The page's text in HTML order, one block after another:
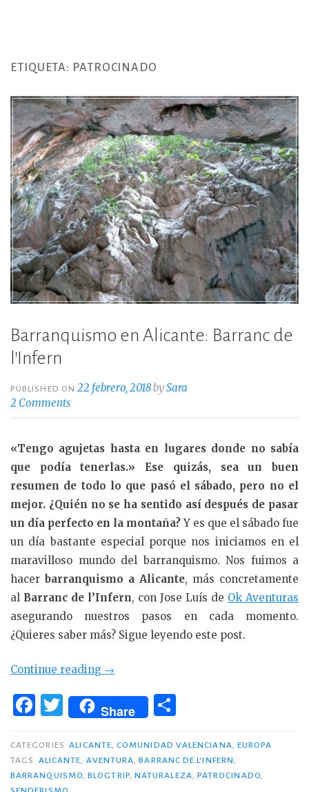
ETIQUETA: PATROCINADO
Barranquismo en Alicante: Barranc de
l’Infern
PUBLISHED ON22 febrero, 2018bySara
2 Comments
«Tengo agujetas hasta en lugares donde no sabía
que podía tenerlas.» Ese quizás, sea un buen
resumen de todo lo que pasó el sábado, pero no el
mejor. ¿Quién no se ha sentido así después de pasar
un día perfecto en la montaña?Y es que el sábado fue
un día bastante especial porque nos iniciamos en el
maravilloso mundo del barranquismo. Nos fuimos a
hacer barranquismo a Alicante, más concretamente
al Barranc de l’Infern, con Jose Luís de Ok Aventuras
asegurando nuestros pasos en cada momento.
¿Quieres saber más? Sigue leyendo este post.
Continue reading «Barranquismo
Alicante:
de
l’Infern»
→
F
c
e
T
w
it
te
Share
m
p
CATEGORIES ALICANTE,COMUNIDAD VALENCIANA, EUROPA
TAGS
ALICANTE, AVENTURA,BARRANC DE L'INFERN,
BARRANQUISMO,BLOGTRIP, NATURALEZA, PATROCINADO,